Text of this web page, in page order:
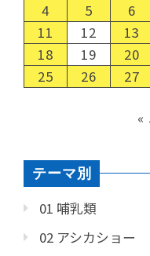
4
5 6
11
12 13
18
19 20
25
26 27
«
テーマ別
01 哺乳類
02 アシカショー